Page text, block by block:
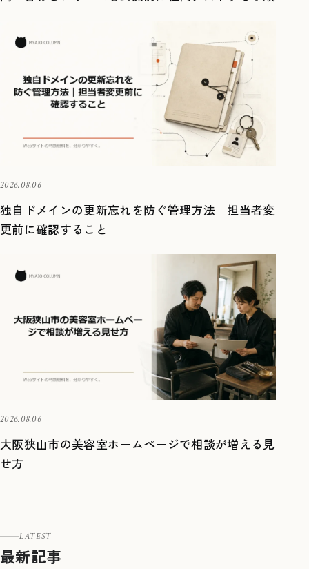
2026.08.06
独自ドメインの更新忘れを防ぐ管理方法｜担当者変
更前に確認すること
2026.08.06
大阪狭山市の美容室ホームページで相談が増える見
せ方
LATEST
最新記事